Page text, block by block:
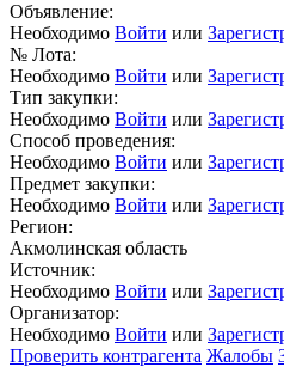
Объявление:
Необходимо Войти или
№ Лота:
Необходимо Войти или
Тип закупки:
Необходимо Войти или
Способ проведения:
Необходимо Войти или
Предмет закупки:
Необходимо Войти или
Регион:
Акмолинская область
Источник:
Необходимо Войти или
Организатор:
Необходимо Войти или
Проверить контрагента Жалобы